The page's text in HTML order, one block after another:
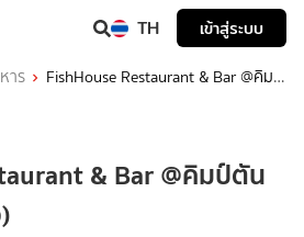
TH เข้าสู่ระบบ
าร
FishHouse Restaurant & Bar @คิมป์
& Bar @คิมป์ตัน